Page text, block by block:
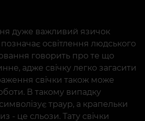
дуже важливий язичок
освітлення людського
говорить про те що
адже свічку легко загасити
свічки також може
В такому випадку
траур, а крапельки
- це сльози. Тату свічки